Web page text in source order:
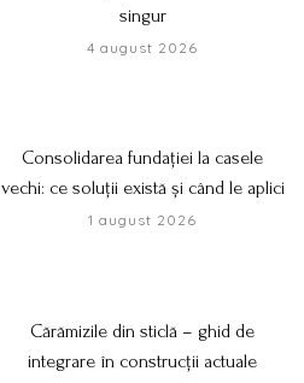
singur
4 august 2026
Consolidarea fundației la casele
vechi: ce soluții există și când le aplici
1 august 2026
Cărămizile din sticlă – ghid de
integrare în construcții actuale